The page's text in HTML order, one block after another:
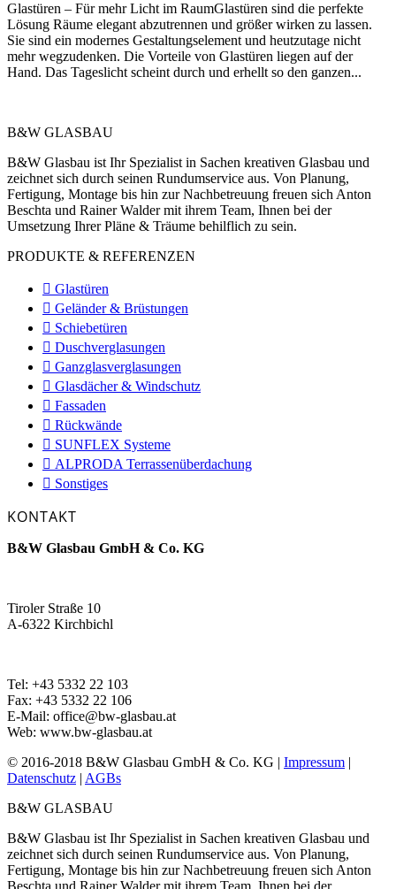
Glastüren – Für mehr Licht im RaumGlastüren sind die perfekte
Lösung Räume elegant abzutrennen und größer wirken zu lassen.
Sie sind ein modernes Gestaltungselement und heutzutage nicht
mehr wegzudenken. Die Vorteile von Glastüren liegen auf der
Hand. Das Tageslicht scheint durch und erhellt so den ganzen...
B&W GLASBAU
B&W Glasbau ist Ihr Spezialist in Sachen kreativen Glasbau und
zeichnet sich durch seinen Rundumservice aus. Von Planung,
Fertigung, Montage bis hin zur Nachbetreuung freuen sich Anton
Beschta und Rainer Walder mit ihrem Team, Ihnen bei der
Umsetzung Ihrer Pläne & Träume behilflich zu sein.
PRODUKTE & REFERENZEN
Glastüren
Geländer & Brüstungen
Schiebetüren
Duschverglasungen
Ganzglasverglasungen
Glasdächer & Windschutz
Fassaden
Rückwände
SUNFLEX Systeme
ALPRODA Terrassenüberdachung
Sonstiges
KONTAKT
B&W Glasbau GmbH & Co. KG
Tiroler Straße 10
A-6322 Kirchbichl
Tel: +43 5332 22 103
Fax: +43 5332 22 106
E-Mail: office@bw-glasbau.at
Web: www.bw-glasbau.at
© 2016-2018 B&W Glasbau GmbH & Co. KG | Impressum |
Datenschutz | AGBs
B&W GLASBAU
B&W Glasbau ist Ihr Spezialist in Sachen kreativen Glasbau und
zeichnet sich durch seinen Rundumservice aus. Von Planung,
Fertigung, Montage bis hin zur Nachbetreuung freuen sich Anton